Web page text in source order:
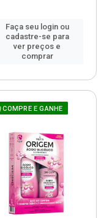
Faça seu login ou
cadastre-se para
ver preços e
comprar
COMPRE E GANHE